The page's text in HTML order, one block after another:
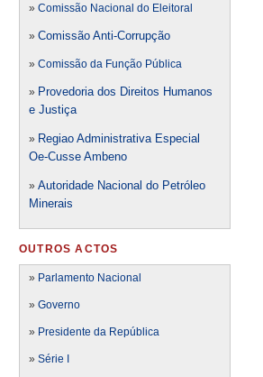
» Comissão Nacional do Eleitoral
» Comissão Anti-Corrupção
» Comissão da Função Pública
» Provedoria dos Direitos Humanos
e Justiça
» Regiao Administrativa Especial
Oe-Cusse Ambeno
» Autoridade Nacional do Petróleo
Minerais
OUTROS ACTOS
» Parlamento Nacional
» Governo
» Presidente da República
» Série I